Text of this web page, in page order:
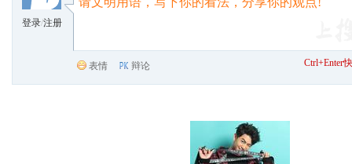
登录/注册
表情 辩论 Ctrl+Enter